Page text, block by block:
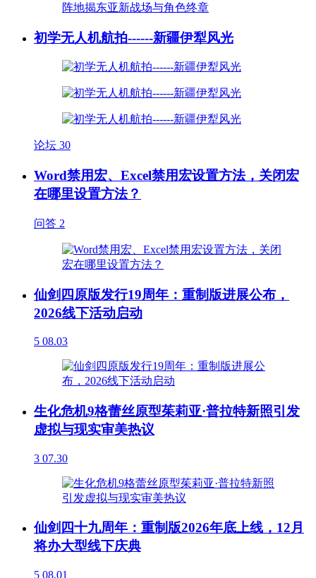
初学无人机航拍------新疆伊犁风光
论坛 30
Word禁用宏、Excel禁用宏设置方法，关闭宏
在哪里设置方法？
问答 2
仙剑四原版发行19周年：重制版进展公布，
2026线下活动启动
5 08.03
生化危机9格蕾丝原型茱莉亚·普拉特新照引发
虚拟与现实审美热议
3 07.30
仙剑四十九周年：重制版2026年底上线，12月
将办大型线下庆典
5 08.01